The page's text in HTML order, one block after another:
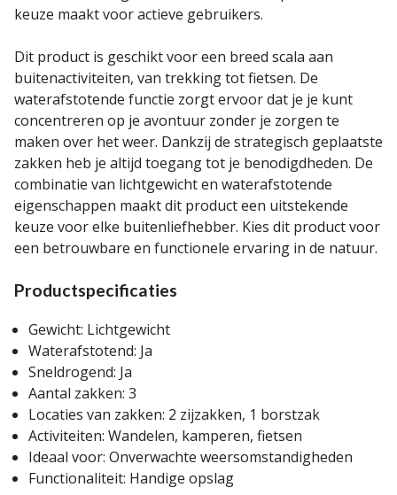
keuze maakt voor actieve gebruikers.
Dit product is geschikt voor een breed scala aan
buitenactiviteiten, van trekking tot fietsen. De
waterafstotende functie zorgt ervoor dat je je kunt
concentreren op je avontuur zonder je zorgen te
maken over het weer. Dankzij de strategisch geplaatste
zakken heb je altijd toegang tot je benodigdheden. De
combinatie van lichtgewicht en waterafstotende
eigenschappen maakt dit product een uitstekende
keuze voor elke buitenliefhebber. Kies dit product voor
een betrouwbare en functionele ervaring in de natuur.
Productspecificaties
Gewicht: Lichtgewicht
Waterafstotend: Ja
Sneldrogend: Ja
Aantal zakken: 3
Locaties van zakken: 2 zijzakken, 1 borstzak
Activiteiten: Wandelen, kamperen, fietsen
Ideaal voor: Onverwachte weersomstandigheden
Functionaliteit: Handige opslag